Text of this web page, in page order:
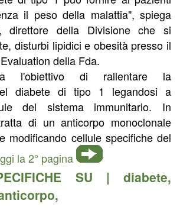
il peso della malattia", spiega
direttore della Divisione che si
disturbi lipidici e obesità presso il
della Fda.
l'obiettivo di rallentare la
diabete di tipo 1 legandosi a
del sistema immunitario. In
di un anticorpo monoclonale
modificando cellule specifiche del
la 2° pagina
SU | diabete,
,